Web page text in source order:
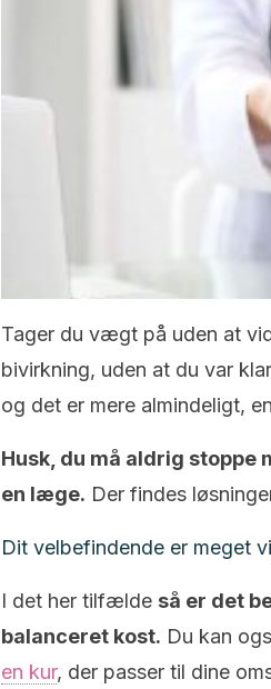
Tager du vægt på uden at
bivirkning, uden at du var
og det er mere almindeligt,
Husk, du må aldrig stoppe
en læge. Der findes
Dit velbefindende er meget
I det her tilfælde så er det
balanceret kost. Du kan
en kur, der passer til dine